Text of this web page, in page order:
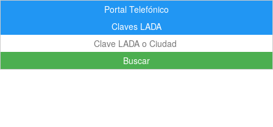
Portal Telefónico
Claves LADA
Buscar